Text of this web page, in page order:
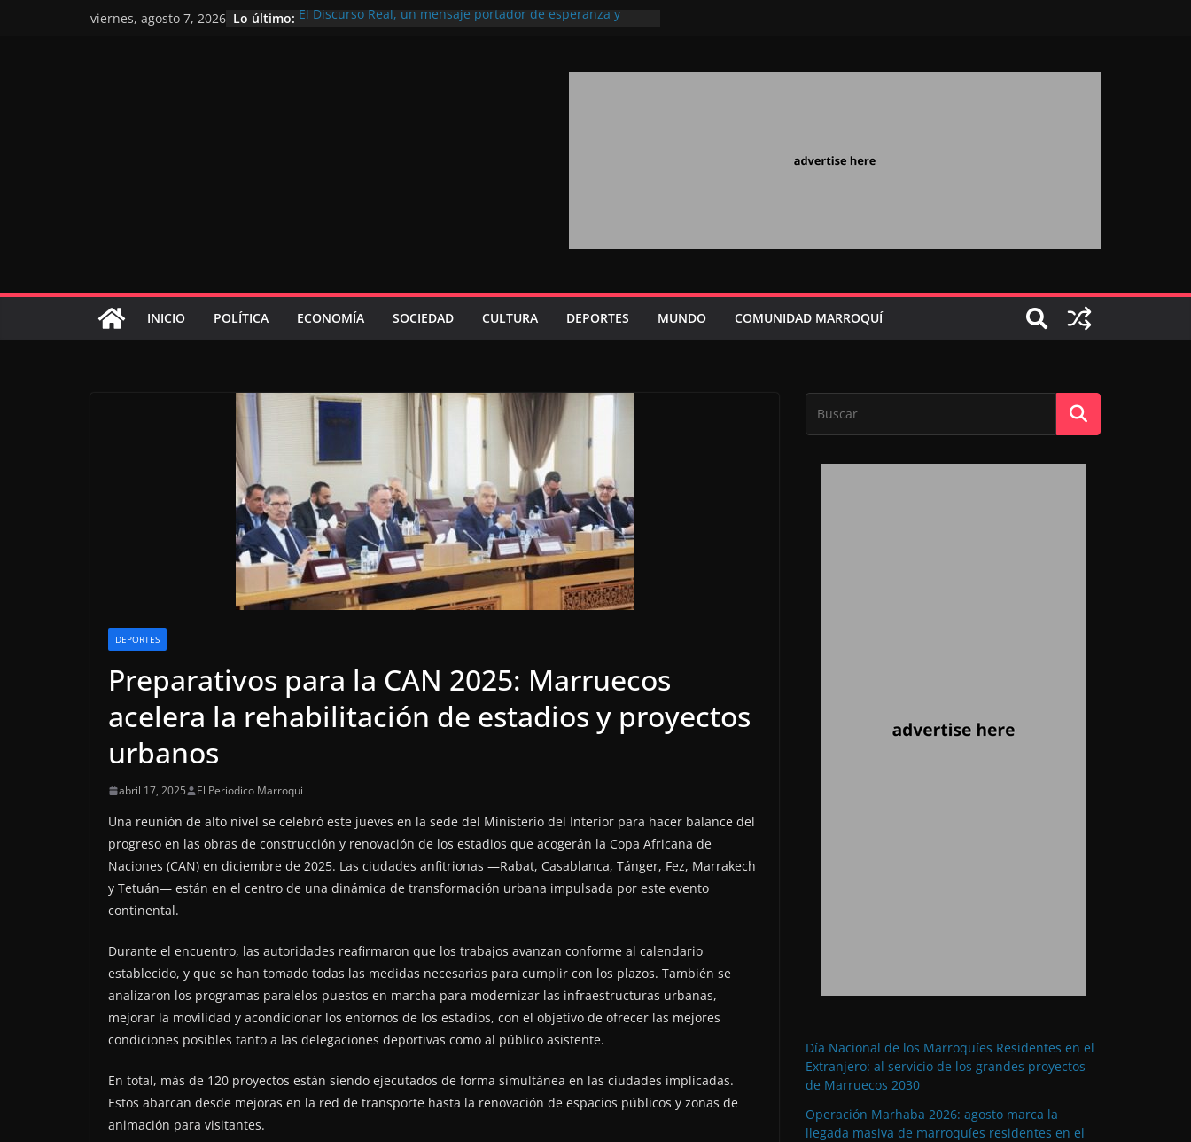
viernes, agosto 7, 2026 Lo último: El Discurso Real, un mensaje portador de esperanza y
Extranjero: al servicio de los grandes proyectos de
INICIO POLÍTICA ECONOMÍA SOCIEDAD CULTURA DEPORTES MUNDO COMUNIDAD MARROQUÍ
DEPORTES
Preparativos para la CAN 2025: Marruecos
acelera la rehabilitación de estadios y proyectos
urbanos
abril 17, 2025 El Periodico Marroqui
Una reunión de alto nivel se celebró este jueves en la sede del Ministerio del Interior para hacer balance del
progreso en las obras de construcción y renovación de los estadios que acogerán la Copa Africana de
Naciones (CAN) en diciembre de 2025. Las ciudades anfitrionas —Rabat, Casablanca, Tánger, Fez, Marrakech
y Tetuán— están en el centro de una dinámica de transformación urbana impulsada por este evento
continental.
Durante el encuentro, las autoridades reafirmaron que los trabajos avanzan conforme al calendario
establecido, y que se han tomado todas las medidas necesarias para cumplir con los plazos. También se
analizaron los programas paralelos puestos en marcha para modernizar las infraestructuras urbanas,
mejorar la movilidad y acondicionar los entornos de los estadios, con el objetivo de ofrecer las mejores
condiciones posibles tanto a las delegaciones deportivas como al público asistente.
En total, más de 120 proyectos están siendo ejecutados de forma simultánea en las ciudades implicadas.
Estos abarcan desde mejoras en la red de transporte hasta la renovación de espacios públicos y zonas de
animación para visitantes.
Día Nacional de los Marroquíes Residentes en el
Extranjero: al servicio de los grandes proyectos
de Marruecos 2030
Operación Marhaba 2026: agosto marca la
llegada masiva de marroquíes residentes en el